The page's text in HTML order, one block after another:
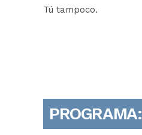
Tú tampoco.
PROGRAMA: